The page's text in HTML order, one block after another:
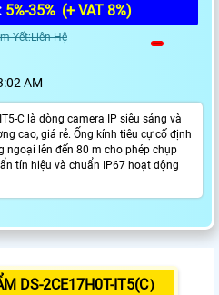
5%-35% (+ VAT 8%)
Yết:Liên Hệ
AM
C là dòng camera IP siêu sáng và
cao, giá rẻ. Ống kính tiêu cự cố định
ngoại lên đến 80 m cho phép chụp
tín hiệu và chuẩn IP67 hoạt động
DS-2CE17H0T-IT5(C）